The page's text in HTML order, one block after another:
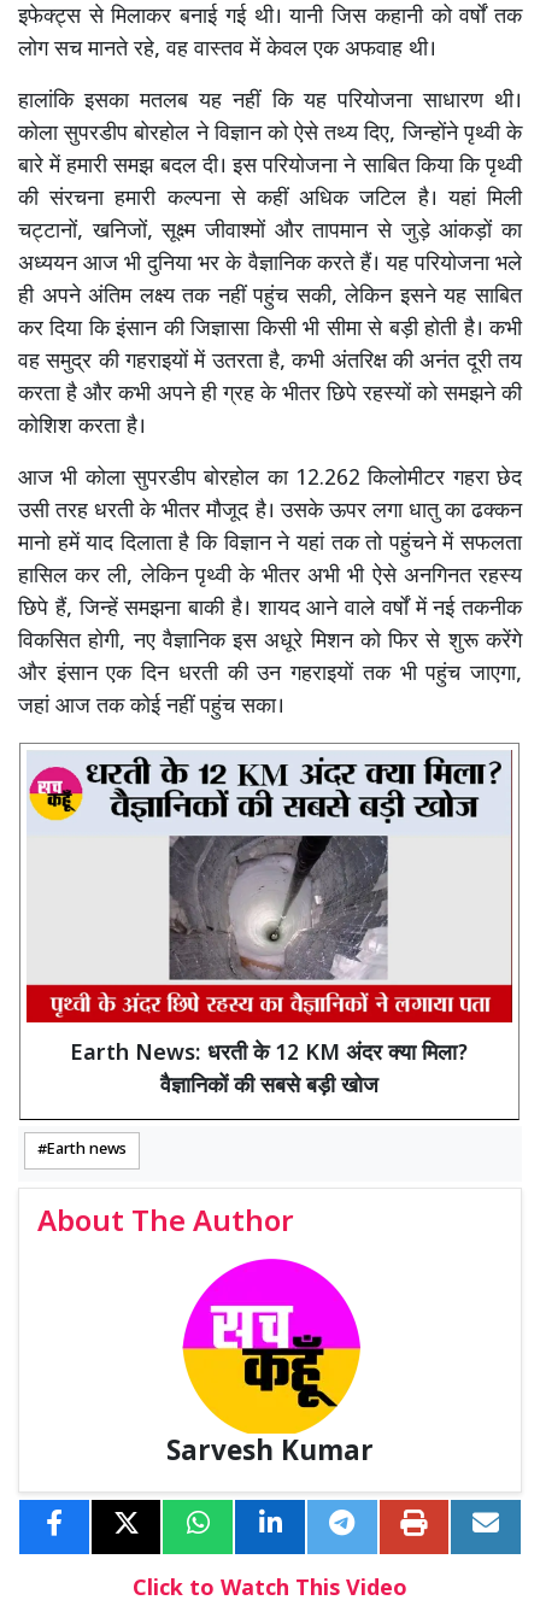
इफेक्ट्स से मिलाकर बनाई गई थी। यानी जिस कहानी को वर्षों तक
लोग सच मानते रहे, वह वास्तव में केवल एक अफवाह थी।
हालांकि इसका मतलब यह नहीं कि यह परियोजना साधारण थी।
कोला सुपरडीप बोरहोल ने विज्ञान को ऐसे तथ्य दिए, जिन्होंने पृथ्वी के
बारे में हमारी समझ बदल दी। इस परियोजना ने साबित किया कि पृथ्वी
की संरचना हमारी कल्पना से कहीं अधिक जटिल है। यहां मिली
चट्टानों, खनिजों, सूक्ष्म जीवाश्मों और तापमान से जुड़े आंकड़ों का
अध्ययन आज भी दुनिया भर के वैज्ञानिक करते हैं। यह परियोजना भले
ही अपने अंतिम लक्ष्य तक नहीं पहुंच सकी, लेकिन इसने यह साबित
कर दिया कि इंसान की जिज्ञासा किसी भी सीमा से बड़ी होती है। कभी
वह समुद्र की गहराइयों में उतरता है, कभी अंतरिक्ष की अनंत दूरी तय
करता है और कभी अपने ही ग्रह के भीतर छिपे रहस्यों को समझने की
कोशिश करता है।
आज भी कोला सुपरडीप बोरहोल का 12.262 किलोमीटर गहरा छेद
उसी तरह धरती के भीतर मौजूद है। उसके ऊपर लगा धातु का ढक्कन
मानो हमें याद दिलाता है कि विज्ञान ने यहां तक तो पहुंचने में सफलता
हासिल कर ली, लेकिन पृथ्वी के भीतर अभी भी ऐसे अनगिनत रहस्य
छिपे हैं, जिन्हें समझना बाकी है। शायद आने वाले वर्षों में नई तकनीक
विकसित होगी, नए वैज्ञानिक इस अधूरे मिशन को फिर से शुरू करेंगे
और इंसान एक दिन धरती की उन गहराइयों तक भी पहुंच जाएगा,
जहां आज तक कोई नहीं पहुंच सका।
Earth News: धरती के 12 KM अंदर क्या मिला?
वैज्ञानिकों की सबसे बड़ी खोज
Earth news
About The Author
Sarvesh Kumar
Click to Watch This Video